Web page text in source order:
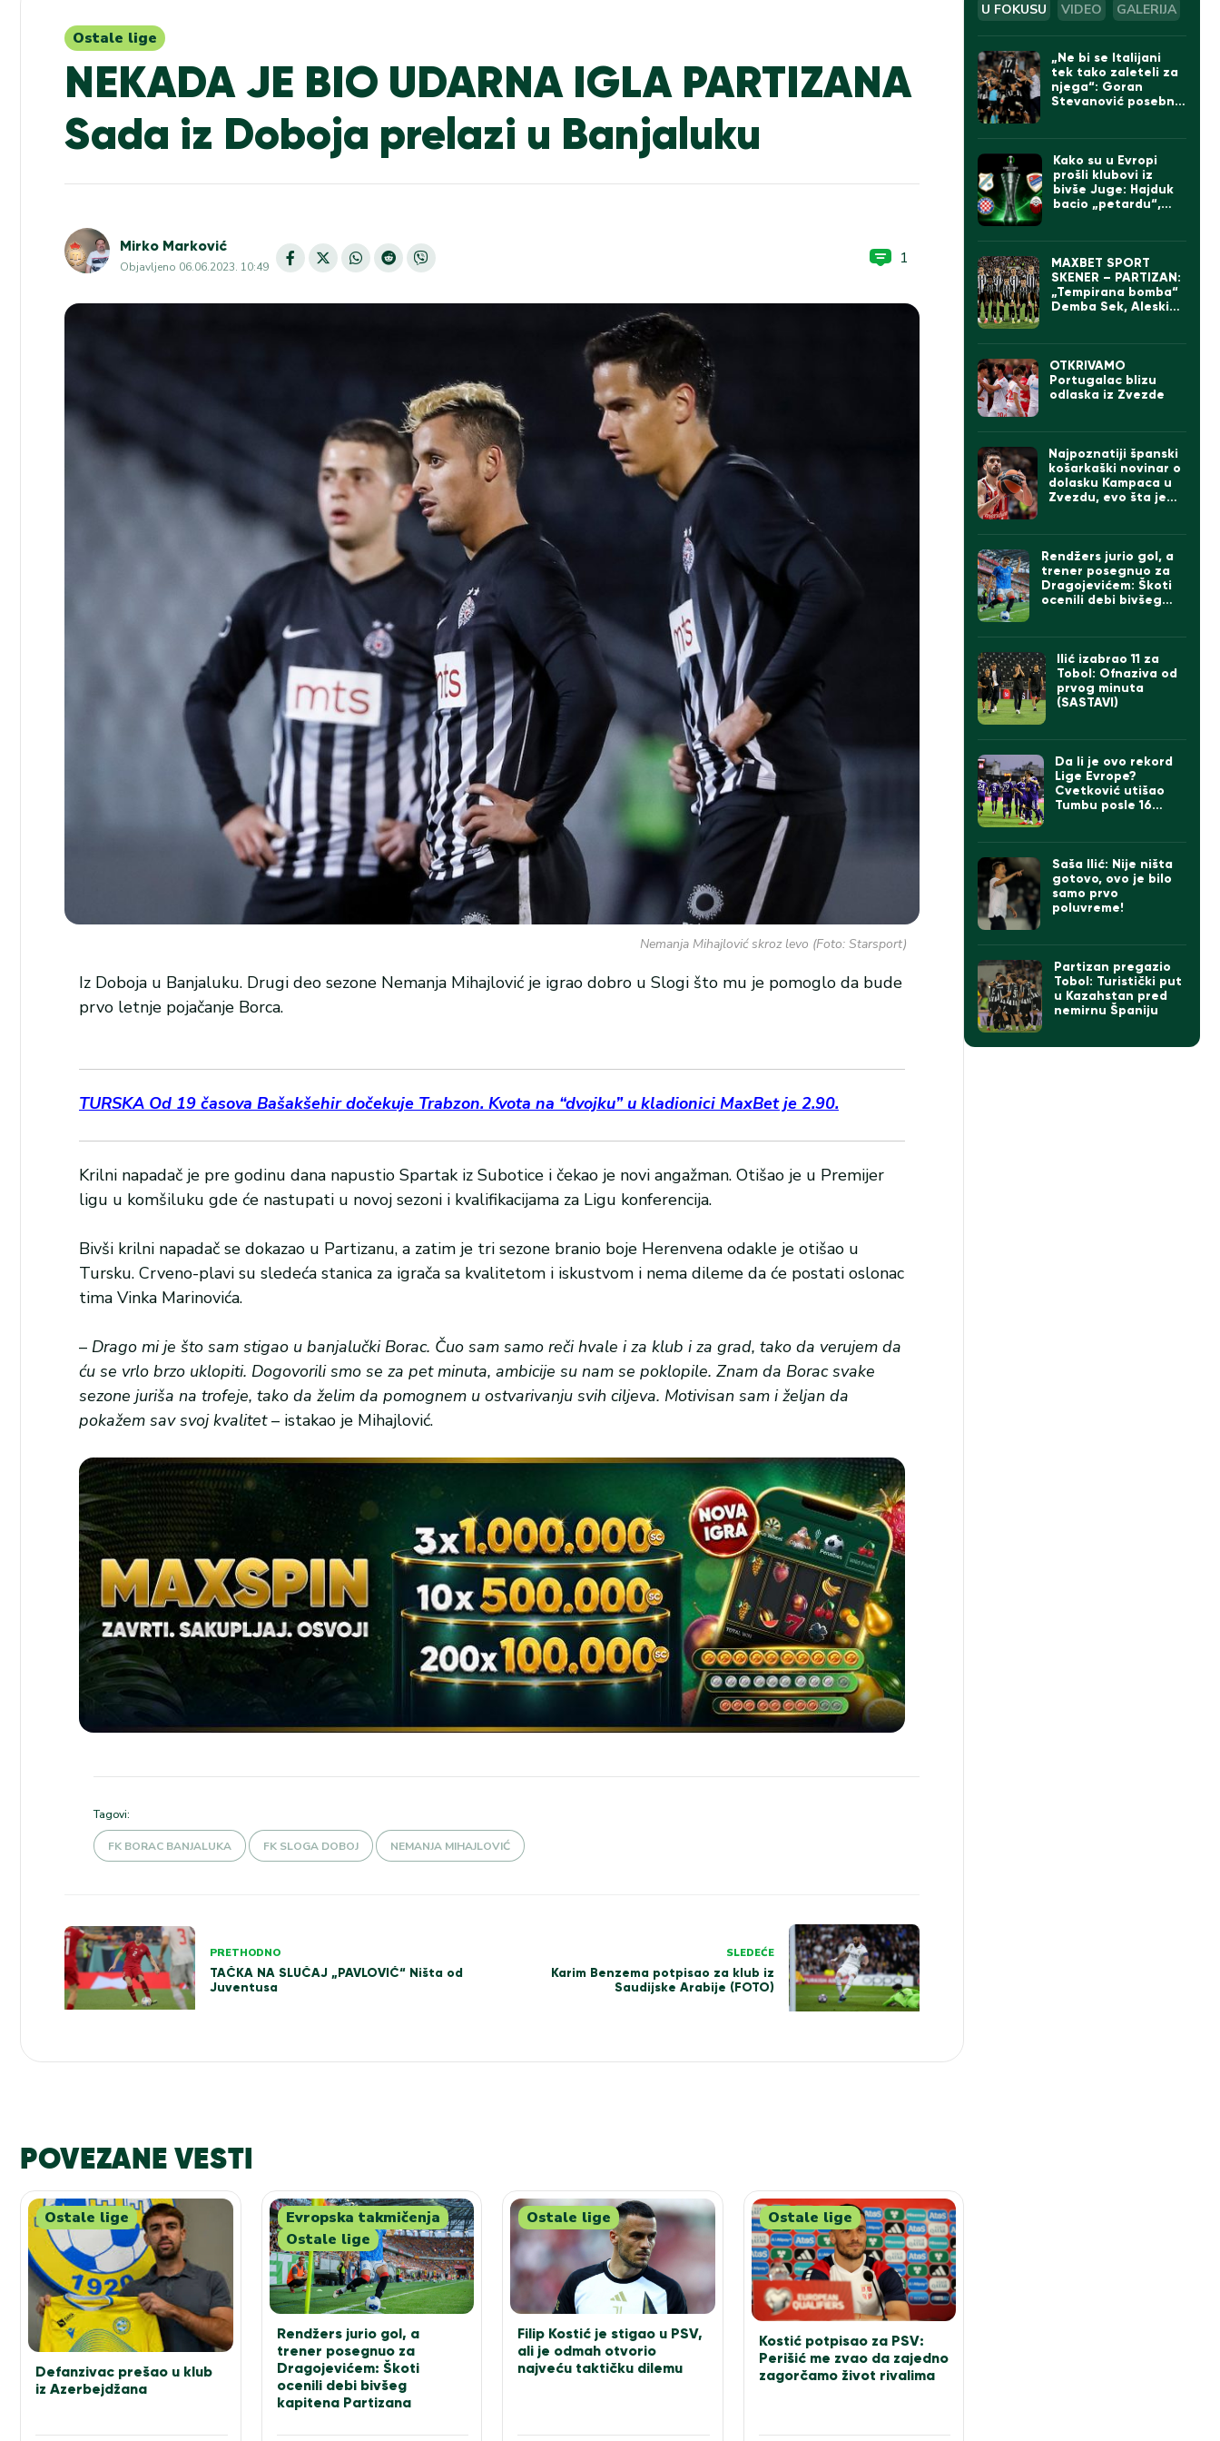
Ostale lige
NEKADA JE BIO UDARNA IGLA PARTIZANA
Sada iz Doboja prelazi u Banjaluku
Mirko Marković
Objavljeno 06.06.2023. 10:49 1
Nemanja Mihajlović skroz levo (Foto: Starsport)
Iz Doboja u Banjaluku. Drugi deo sezone Nemanja Mihajlović je igrao dobro u Slogi što mu je pomoglo da bude
prvo letnje pojačanje Borca.
TURSKA Od 19 časova Bašakšehir dočekuje Trabzon. Kvota na “dvojku” u kladionici MaxBet je 2.90.
Krilni napadač je pre godinu dana napustio Spartak iz Subotice i čekao je novi angažman. Otišao je u Premijer
ligu u komšiluku gde će nastupati u novoj sezoni i kvalifikacijama za Ligu konferencija.
Bivši krilni napadač se dokazao u Partizanu, a zatim je tri sezone branio boje Herenvena odakle je otišao u
Tursku. Crveno-plavi su sledeća stanica za igrača sa kvalitetom i iskustvom i nema dileme da će postati oslonac
tima Vinka Marinovića.
– Drago mi je što sam stigao u banjalučki Borac. Čuo sam samo reči hvale i za klub i za grad, tako da verujem da
ću se vrlo brzo uklopiti. Dogovorili smo se za pet minuta, ambicije su nam se poklopile. Znam da Borac svake
sezone juriša na trofeje, tako da želim da pomognem u ostvarivanju svih ciljeva. Motivisan sam i željan da
pokažem sav svoj kvalitet– istakao je Mihajlović.
Tagovi:
FK BORAC BANJALUKA FK SLOGA DOBOJ NEMANJA MIHAJLOVIĆ
Kretanje
članka
PRETHODNO
TAČKA NA SLUČAJ „PAVLOVIĆ“ Ništa od
Juventusa
SLEDEĆE
Karim Benzema potpisao za klub iz
Saudijske Arabije (FOTO)
POVEZANE VESTI
Ostale lige
Defanzivac prešao u klub
iz Azerbejdžana
Evropska takmičenja
Ostale lige
Rendžers jurio gol, a
trener posegnuo za
Dragojevićem: Škoti
ocenili debi bivšeg
kapitena Partizana
Ostale lige
Filip Kostić je stigao u PSV,
ali je odmah otvorio
najveću taktičku dilemu
Ostale lige
Kostić potpisao za PSV:
Perišić me zvao da zajedno
zagorčamo život rivalima
U FOKUSU VIDEO GALERIJA
„Ne bi se Italijani
tek tako zaleteli za
njega“: Goran
Stevanović posebno
Kako su u Evropi
prošli klubovi iz
bivše Juge: Hajduk
bacio „petardu“,
MAXBET SPORT
SKENER – PARTIZAN:
„Tempirana bomba“
Demba Sek, Aleskić
OTKRIVAMO
Portugalac blizu
odlaska iz Zvezde
Najpoznatiji španski
košarkaški novinar o
dolasku Kampaca u
Zvezdu, evo šta je
Rendžers jurio gol, a
trener posegnuo za
Dragojevićem: Škoti
ocenili debi bivšeg
Ilić izabrao 11 za
Tobol: Ofnaziva od
prvog minuta
(SASTAVI)
Da li je ovo rekord
Lige Evrope?
Cvetković utišao
Tumbu posle 16
Saša Ilić: Nije ništa
gotovo, ovo je bilo
samo prvo
poluvreme!
Partizan pregazio
Tobol: Turistički put
u Kazahstan pred
nemirnu Španiju